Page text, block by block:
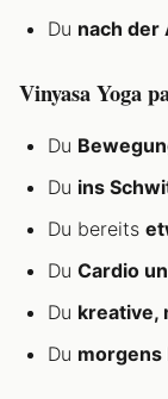
Du nach der
Vinyasa Yoga
Du
Du ins
Du bereits
Du Cardio
Du kreative,
Du morgens